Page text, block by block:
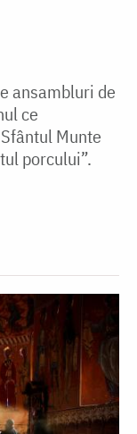
ansambluri de
ce
Munte
porcului”.